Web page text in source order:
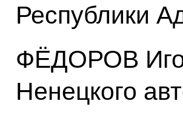
Республики
ФЁДОРОВ
Ненецкого